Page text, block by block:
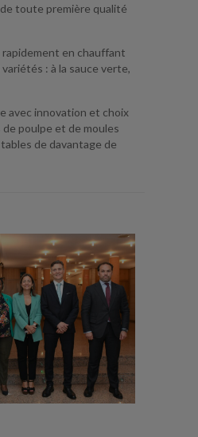
toute première qualité
en chauffant
: à la sauce verte,
avec innovation et choix
poulpe et de moules
de davantage de